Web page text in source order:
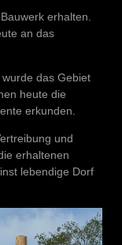
erhalten.
an das
das Gebiet
heute die
erkunden.
und
erhaltenen
lebendige Dorf